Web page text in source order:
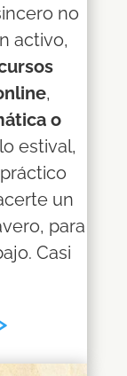
no
activo,
,
o
estival,
un
para
Casi